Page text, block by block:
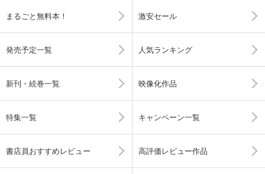
まるごと無料本！ 激安セール
発売予定一覧 人気ランキング
新刊・続巻一覧 映像化作品
特集一覧 キャンペーン一覧
書店員おすすめレビュー 高評価レビュー作品